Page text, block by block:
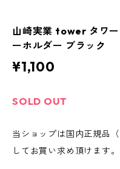
山崎実業 tower タワ
ーホルダー ブラック
¥1,100
SOLD OUT
当ショップは国内正規品
してお買い求め頂けます。